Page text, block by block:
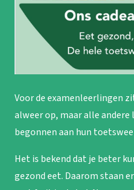
Voor de examenleerlingen
alweer op, maar alle
begonnen aan hun
Het is bekend dat je beter
gezond eet. Daarom staan